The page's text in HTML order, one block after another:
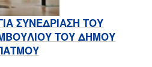
ΣΥΝΕΔΡΙΑΣΗ ΤΟΥ
ΤΟΥ ΔΗΜΟΥ